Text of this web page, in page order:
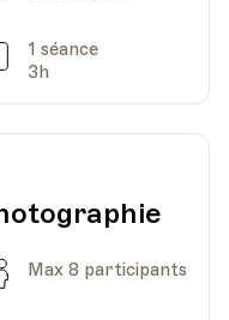
Séances
1 séance
3h
Capacité
Max 8 participants